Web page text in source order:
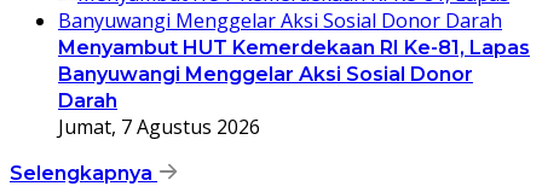
Menyambut HUT Kemerdekaan RI Ke-81, Lapas
Banyuwangi Menggelar Aksi Sosial Donor
Darah
Jumat, 7 Agustus 2026
Selengkapnya